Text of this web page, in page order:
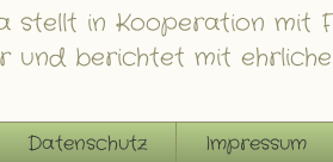
in Kooperation mit
und berichtet mit
Datenschutz Impressum